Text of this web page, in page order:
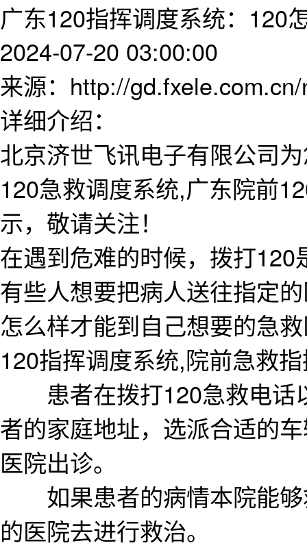
广东120指挥调度系统：120
2024-07-20 03:00:00
来源：http://
详细介绍：
北京济世飞讯电子有限公司
120急救调度系统,广东院前
示，敬请关注！
在遇到危难的时候，拨打
有些人想要把病人送往指定
怎么样才能到自己想要的急
120指挥调度系统,院前急救
患者在拨打120急救电话
者的家庭地址，选派合适的
医院出诊。
如果患者的病情本院能够
的医院去进行救治。